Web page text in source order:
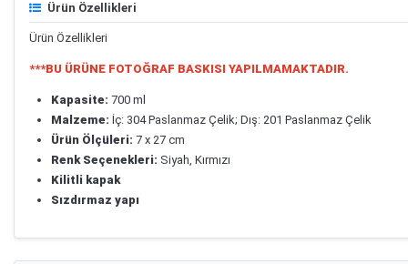
Ürün Özellikleri
Ürün Özellikleri
***BU ÜRÜNE FOTOĞRAF BASKISI YAPILMAMAKTADIR.
Kapasite: 700 ml
Malzeme: İç: 304 Paslanmaz Çelik; Dış: 201 Paslanmaz Çelik
Ürün Ölçüleri: 7 x 27 cm
Renk Seçenekleri: Siyah, Kırmızı
Kilitli kapak
Sızdırmaz yapı